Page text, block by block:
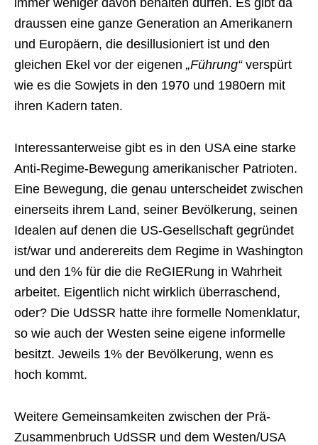
immer weniger davon behalten dürfen. Es gibt da
draussen eine ganze Generation an Amerikanern
und Europäern, die desillusioniert ist und den
gleichen Ekel vor der eigenen „Führung“verspürt
wie es die Sowjets in den 1970 und 1980ern mit
ihren Kadern taten.
Interessanterweise gibt es in den USA eine starke
Anti-Regime-Bewegung amerikanischer Patrioten.
Eine Bewegung, die genau unterscheidet zwischen
einerseits ihrem Land, seiner Bevölkerung, seinen
Idealen auf denen die US-Gesellschaft gegründet
ist/war und anderereits dem Regime in Washington
und den 1% für die die ReGIERung in Wahrheit
arbeitet. Eigentlich nicht wirklich überraschend,
oder? Die UdSSR hatte ihre formelle Nomenklatur,
so wie auch der Westen seine eigene informelle
besitzt. Jeweils 1% der Bevölkerung, wenn es
hoch kommt.
Weitere Gemeinsamkeiten zwischen der Prä-
Zusammenbruch UdSSR und dem Westen/USA